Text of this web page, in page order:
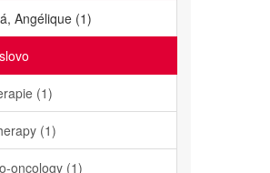
Angélique (1)
(1)
(1)
oncology (1)